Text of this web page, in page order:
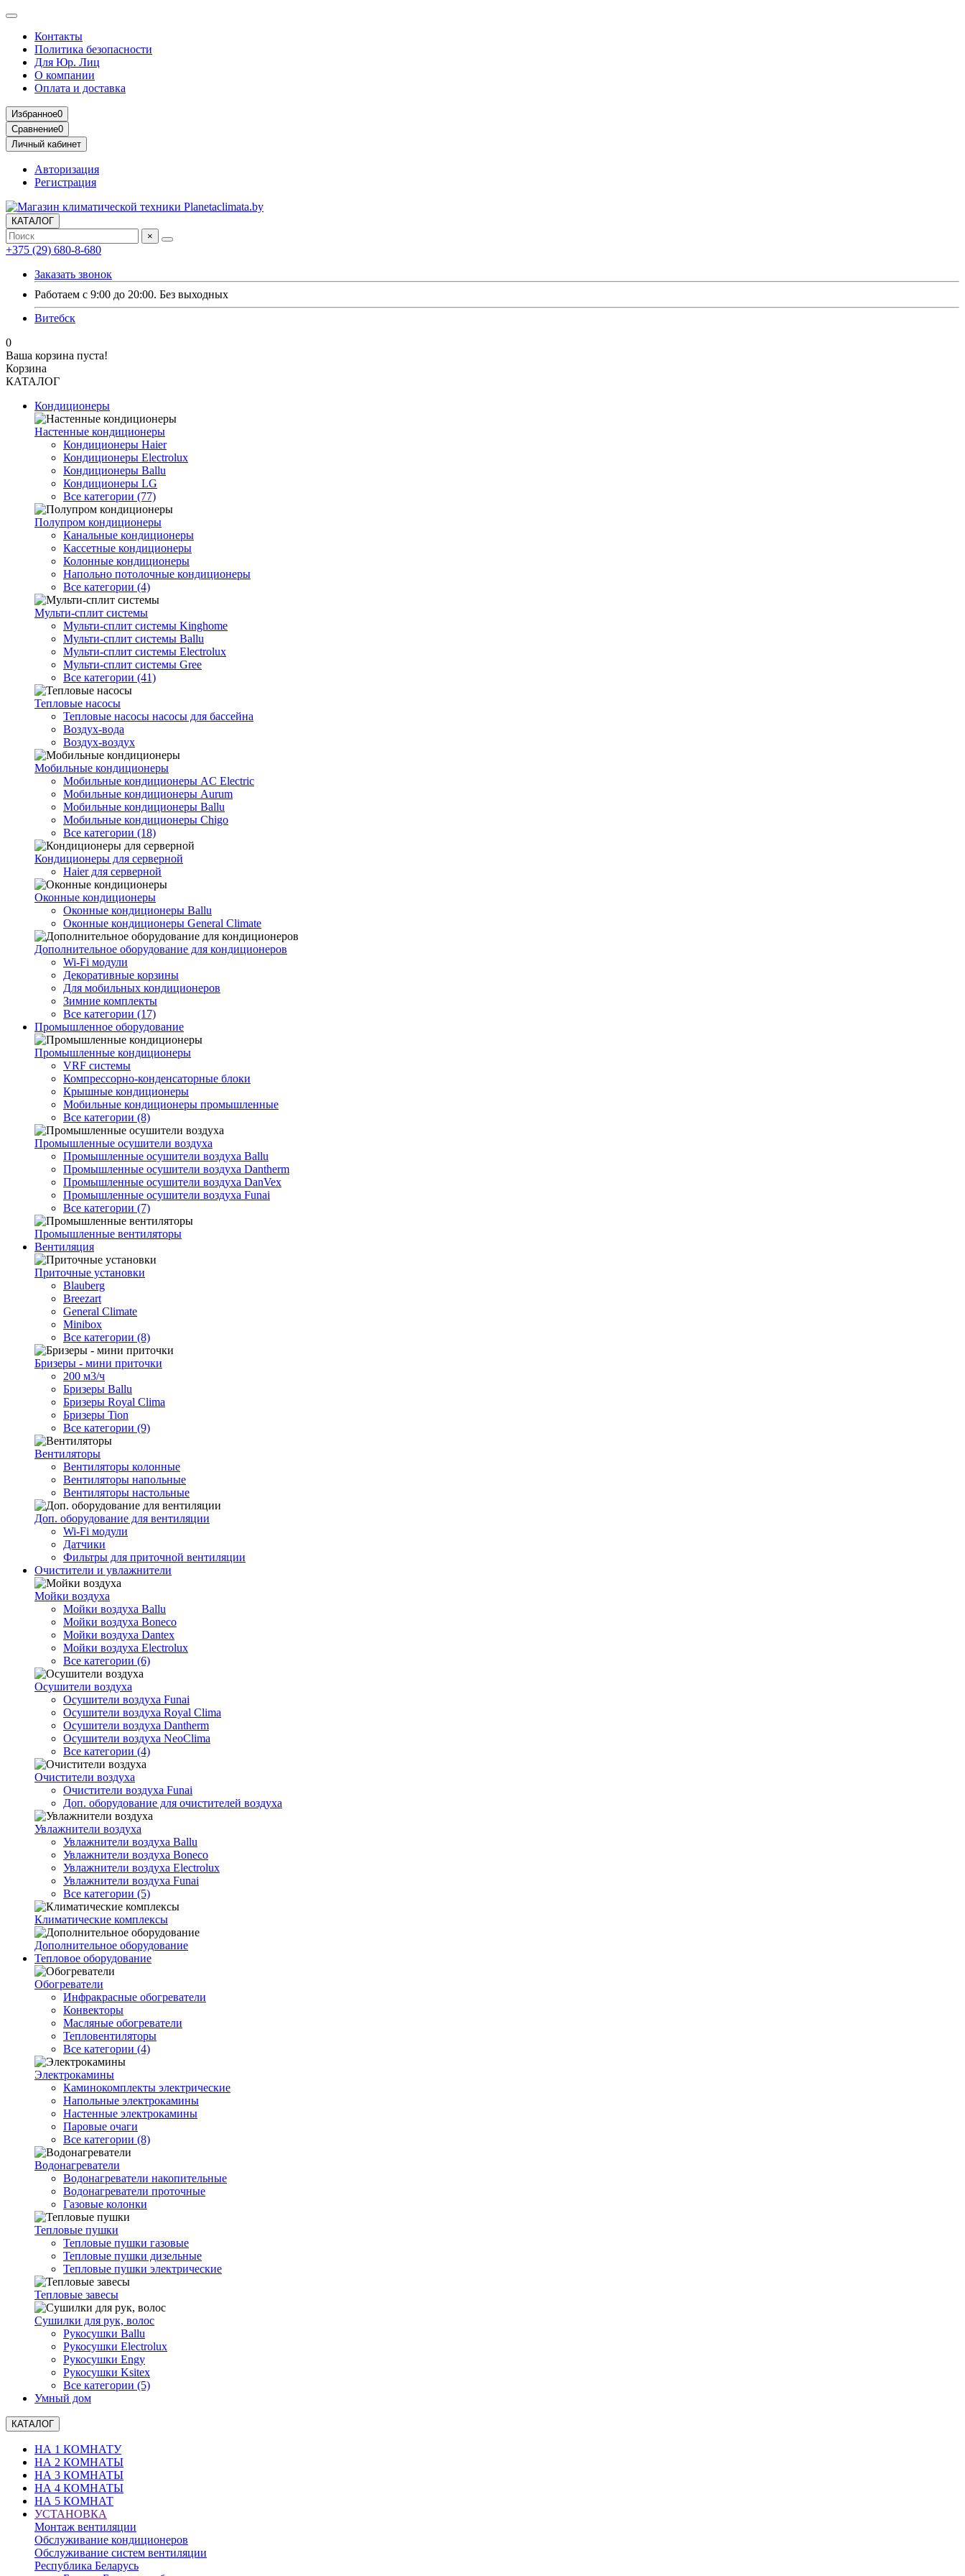
Контакты
Политика безопасности
Для Юр. Лиц
О компании
Оплата и доставка
Избранное0
Сравнение0
Личный кабинет
Авторизация
Регистрация
КАТАЛОГ
×
+375 (29) 680-8-680
Заказать звонок
Работаем с 9:00 до 20:00. Без выходных
Витебск
0
Ваша корзина пуста!
Корзина
КАТАЛОГ
Кондиционеры
Настенные кондиционеры
Кондиционеры Haier
Кондиционеры Electrolux
Кондиционеры Ballu
Кондиционеры LG
Все категории (77)
Полупром кондиционеры
Канальные кондиционеры
Кассетные кондиционеры
Колонные кондиционеры
Напольно потолочные кондиционеры
Все категории (4)
Мульти-сплит системы
Мульти-сплит системы Kinghome
Мульти-сплит системы Ballu
Мульти-сплит системы Electrolux
Мульти-сплит системы Gree
Все категории (41)
Тепловые насосы
Тепловые насосы насосы для бассейна
Воздух-вода
Воздух-воздух
Мобильные кондиционеры
Мобильные кондиционеры AC Electric
Мобильные кондиционеры Aurum
Мобильные кондиционеры Ballu
Мобильные кондиционеры Chigo
Все категории (18)
Кондиционеры для серверной
Haier для серверной
Оконные кондиционеры
Оконные кондиционеры Ballu
Оконные кондиционеры General Climate
Дополнительное оборудование для кондиционеров
Wi-Fi модули
Декоративные корзины
Для мобильных кондиционеров
Зимние комплекты
Все категории (17)
Промышленное оборудование
Промышленные кондиционеры
VRF системы
Компрессорно-конденсаторные блоки
Крышные кондиционеры
Мобильные кондиционеры промышленные
Все категории (8)
Промышленные осушители воздуха
Промышленные осушители воздуха Ballu
Промышленные осушители воздуха Dantherm
Промышленные осушители воздуха DanVex
Промышленные осушители воздуха Funai
Все категории (7)
Промышленные вентиляторы
Вентиляция
Приточные установки
Blauberg
Breezart
General Climate
Minibox
Все категории (8)
Бризеры - мини приточки
200 м3/ч
Бризеры Ballu
Бризеры Royal Clima
Бризеры Tion
Все категории (9)
Вентиляторы
Вентиляторы колонные
Вентиляторы напольные
Вентиляторы настольные
Доп. оборудование для вентиляции
Wi-Fi модули
Датчики
Фильтры для приточной вентиляции
Очистители и увлажнители
Мойки воздуха
Мойки воздуха Ballu
Мойки воздуха Boneco
Мойки воздуха Dantex
Мойки воздуха Electrolux
Все категории (6)
Осушители воздуха
Осушители воздуха Funai
Осушители воздуха Royal Clima
Осушители воздуха Dantherm
Осушители воздуха NeoClima
Все категории (4)
Очистители воздуха
Очистители воздуха Funai
Доп. оборудование для очистителей воздуха
Увлажнители воздуха
Увлажнители воздуха Ballu
Увлажнители воздуха Boneco
Увлажнители воздуха Electrolux
Увлажнители воздуха Funai
Все категории (5)
Климатические комплексы
Дополнительное оборудование
Тепловое оборудование
Обогреватели
Инфракрасные обогреватели
Конвекторы
Масляные обогреватели
Тепловентиляторы
Все категории (4)
Электрокамины
Каминокомплекты электрические
Напольные электрокамины
Настенные электрокамины
Паровые очаги
Все категории (8)
Водонагреватели
Водонагреватели накопительные
Водонагреватели проточные
Газовые колонки
Тепловые пушки
Тепловые пушки газовые
Тепловые пушки дизельные
Тепловые пушки электрические
Тепловые завесы
Сушилки для рук, волоc
Рукосушки Ballu
Рукосушки Electrolux
Рукосушки Engy
Рукосушки Ksitex
Все категории (5)
Умный дом
КАТАЛОГ
НА 1 КОМНАТУ
НА 2 КОМНАТЫ
НА 3 КОМНАТЫ
НА 4 КОМНАТЫ
НА 5 КОМНАТ
УСТАНОВКА
Монтаж вентиляции
Обслуживание кондиционеров
Обслуживание систем вентиляции
Республика Беларусь